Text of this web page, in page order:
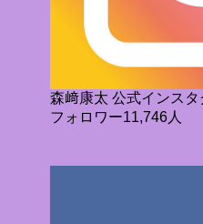
森﨑康太 公式インス
フォロワー11,746人